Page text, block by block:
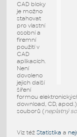
CAD bloky
je možno
stahovat
pro vlastní
osobní a
firemní
použití v
CAD
aplikacích.
Není
dovoleno
jejich další
šíření
formou
download, CD,
souborů (neplatný
Viz též Statistika a